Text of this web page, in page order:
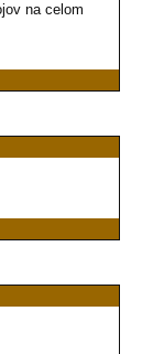
na celom